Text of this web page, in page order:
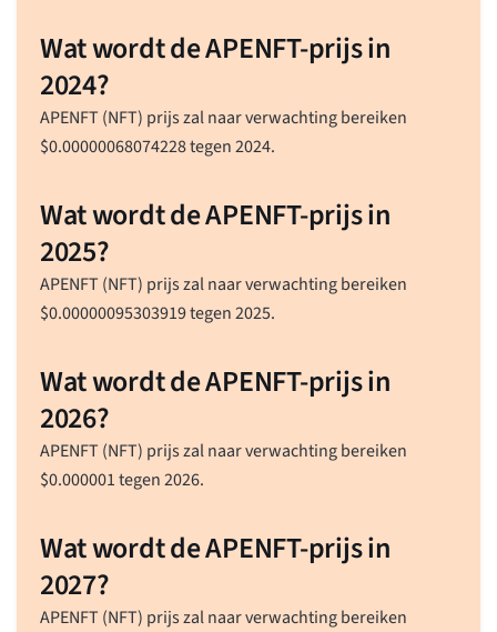
Wat wordt de APENFT-prijs in
2024?
APENFT (NFT) prijs zal naar verwachting bereiken
$0.00000068074228tegen 2024.
Wat wordt de APENFT-prijs in
2025?
APENFT (NFT) prijs zal naar verwachting bereiken
$0.00000095303919tegen 2025.
Wat wordt de APENFT-prijs in
2026?
APENFT (NFT) prijs zal naar verwachting bereiken
$0.000001tegen 2026.
Wat wordt de APENFT-prijs in
2027?
APENFT (NFT) prijs zal naar verwachting bereiken